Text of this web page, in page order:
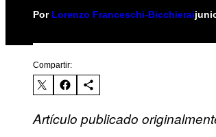
Por Lorenzo Franceschi-Bicchierai
Compartir:
Artículo publicado